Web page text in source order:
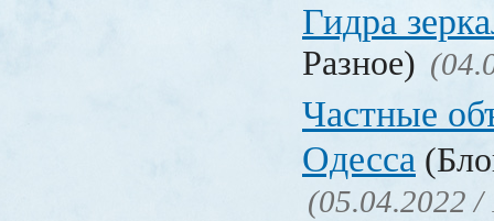
Гидра
Разное)
Частные
Одесса
(05.04.2022 /